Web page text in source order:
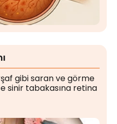
gibi saran ve görme
sinir tabakasına retina